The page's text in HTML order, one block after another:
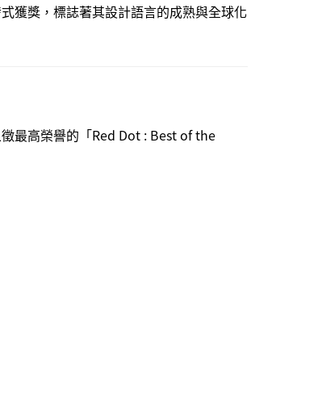
獲獎，標誌著其設計語言的成熟與全球化
最高榮譽的「Red Dot : Best of the